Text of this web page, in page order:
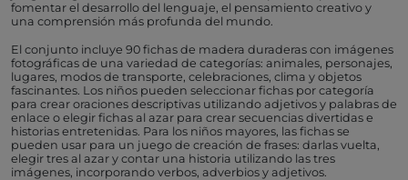
fomentar el desarrollo del lenguaje, el pensamiento creativo y
una comprensión más profunda del mundo.
El conjunto incluye 90 fichas de madera duraderas con imágenes
fotográficas de una variedad de categorías: animales, personajes,
lugares, modos de transporte, celebraciones, clima y objetos
fascinantes. Los niños pueden seleccionar fichas por categoría
para crear oraciones descriptivas utilizando adjetivos y palabras de
enlace o elegir fichas al azar para crear secuencias divertidas e
historias entretenidas. Para los niños mayores, las fichas se
pueden usar para un juego de creación de frases: darlas vuelta,
elegir tres al azar y contar una historia utilizando las tres
imágenes, incorporando verbos, adverbios y adjetivos.